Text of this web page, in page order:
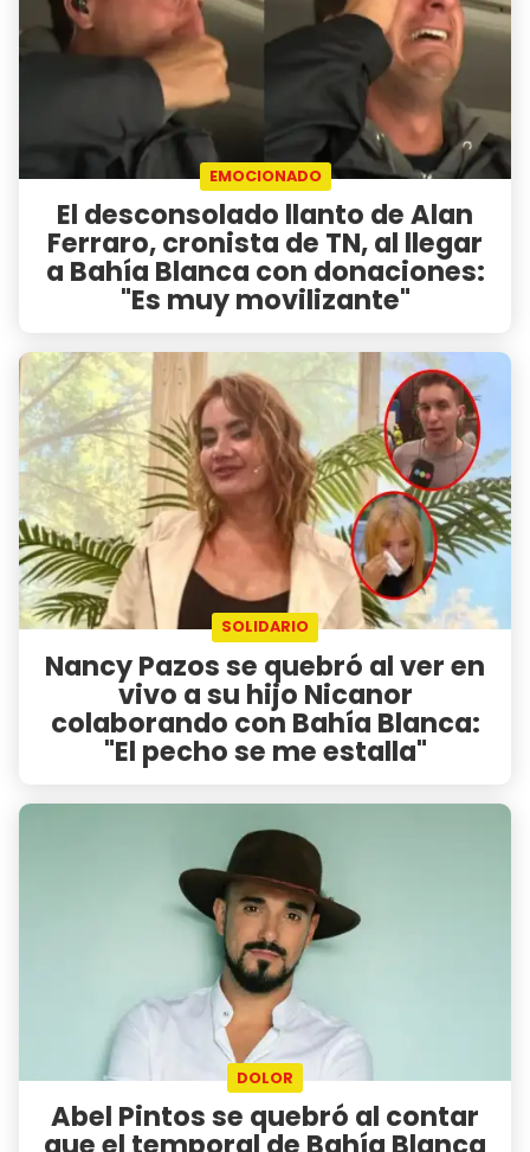
EMOCIONADO
El desconsolado llanto de Alan
Ferraro, cronista de TN, al llegar
a Bahía Blanca con donaciones:
"Es muy movilizante"
SOLIDARIO
Nancy Pazos se quebró al ver en
vivo a su hijo Nicanor
colaborando con Bahía Blanca:
"El pecho se me estalla"
DOLOR
Abel Pintos se quebró al contar